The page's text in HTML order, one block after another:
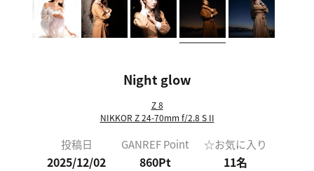
Night glow
Z 8
NIKKOR Z 24-70mm f/2.8 S II
投稿日
2025/12/02
GANREF Point
860Pt
☆お気に入り
11名